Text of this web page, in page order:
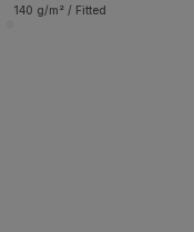
140 g/m² / Fitted